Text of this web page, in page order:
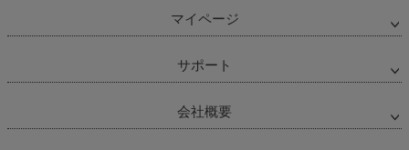
マイページ
サポート
会社概要